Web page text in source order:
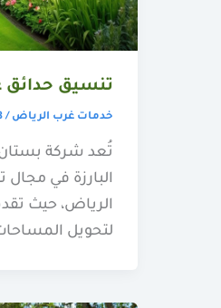
تنسيق حدائق
خدمات غرب الرياض /
تُعد شركة
البارزة في
الرياض، حيث
لتحويل